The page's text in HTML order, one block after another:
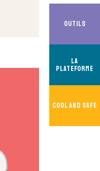
Outils
La
Plateforme
Cool And Safe